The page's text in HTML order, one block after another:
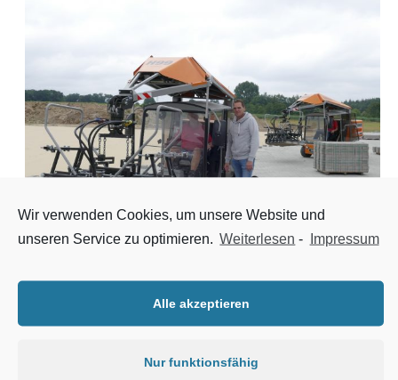
Zwei Optimas H99 Limited Edition verlegen mit hohem Tempo und
Pflaster wird nicht verschoben
Wir verwenden Cookies, um unsere Website und
unseren Service zu optimieren. Weiterlesen - Impressum
Alle akzeptieren
Nur funktionsfähig